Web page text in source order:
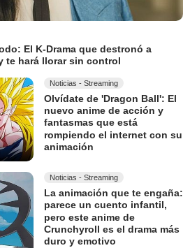
El K-Drama que destronó a
te hará llorar sin control
Noticias - Streaming
Olvídate de 'Dragon Ball': El
nuevo anime de acción y
fantasmas que está
rompiendo el internet con su
animación
Noticias - Streaming
La animación que te engaña:
parece un cuento infantil,
pero este anime de
Crunchyroll es el drama más
duro y emotivo